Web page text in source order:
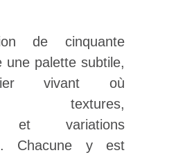
de cinquante
une palette subtile,
vivant où
textures,
et variations
Chacune y est